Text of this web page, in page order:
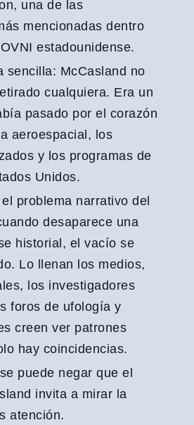
una de las
mencionadas dentro
estadounidense.
sencilla: McCasland no
cualquiera. Era un
pasado por el corazón
aeroespacial, los
y los programas de
Unidos.
problema narrativo del
desaparece una
historial, el vacío se
Lo llenan los medios,
los investigadores
foros de ufología y
creen ver patrones
hay coincidencias.
puede negar que el
invita a mirar la
atención.